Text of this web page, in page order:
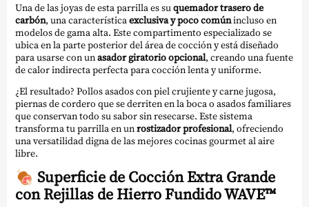
Una de las joyas de esta parrilla es suquemador trasero de
carbón, una característicaexclusiva y poco comúnincluso en
modelos de gama alta. Este compartimento especializado se
ubica en la parte posterior del área de cocción y está diseñado
para usarse con unasador giratorio opcional, creando una fuente
de calor indirecta perfecta para cocción lenta y uniforme.
¿El resultado? Pollos asados con piel crujiente y carne jugosa,
piernas de cordero que se derriten en la boca o asados familiares
que conservan todo su sabor sin resecarse. Este sistema
transforma tu parrilla en unrostizador profesional, ofreciendo
una versatilidad digna de las mejores cocinas gourmet al aire
libre.
🍖 Superficie de Cocción Extra Grande
con Rejillas de Hierro Fundido WAVE™